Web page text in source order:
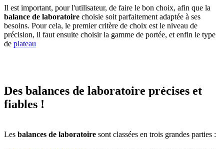
Il est important, pour l'utilisateur, de faire le bon choix, afin que la
balance de laboratoire choisie soit parfaitement adaptée à ses
besoins. Pour cela, le premier critère de choix est le niveau de
précision, il faut ensuite choisir la gamme de portée, et enfin le type
de plateau
Des balances de laboratoire précises et
fiables !
Les balances de laboratoire sont classées en trois grandes parties :